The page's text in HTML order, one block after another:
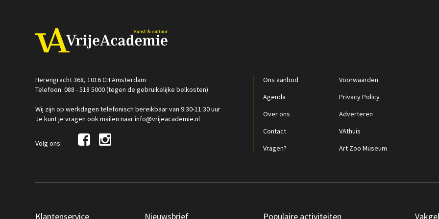
Herengracht 368, 1016 CH Amsterdam
Telefoon: 088 - 518 5000 (tegen de gebruikelijke belkosten)
Wij zijn op werkdagen telefonisch bereikbaar van 9:30-11:30 uur
Je kunt je vragen ook mailen naar info@vrijeacademie.nl
Volg ons:
Ons aanbod
Agenda
Over ons
Contact
Vragen?
Voorwaarden
Privacy Policy
Adverteren
VAthuis
Art Zoo Museum
Klantenservice Nieuwsbrief Populaire activiteiten